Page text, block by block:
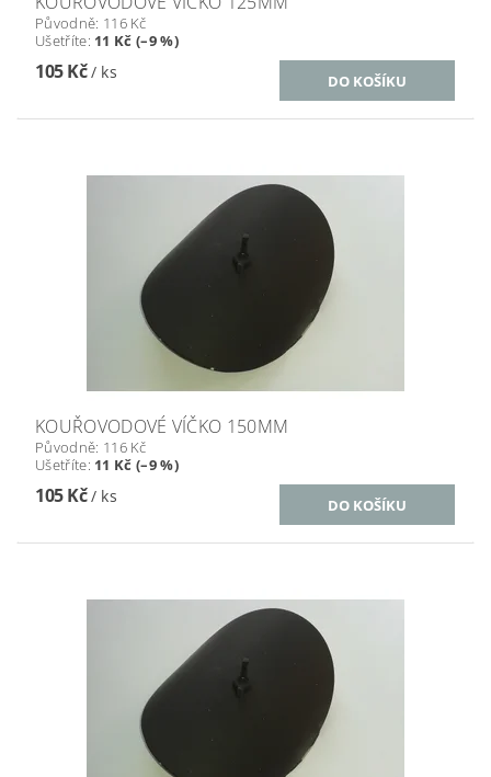
Původně: 116 Kč
Ušetříte: 11 Kč (–9 %)
105 Kč/ ks
KOUŘOVODOVÉ VÍČKO 150MM
Původně: 116 Kč
Ušetříte: 11 Kč (–9 %)
105 Kč/ ks